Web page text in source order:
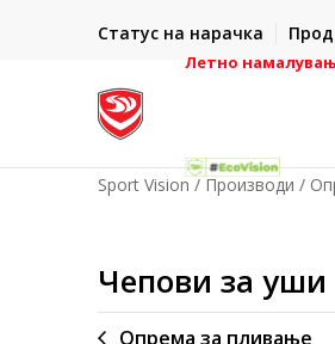
Статус на нарачка
- на сите нарачки во
Летно
Sport Vision Производи
Чепови за уши
Опрема за пливање